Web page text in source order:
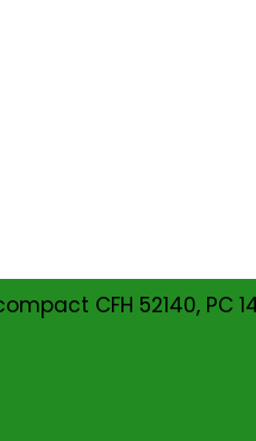
CFH 52140, PC